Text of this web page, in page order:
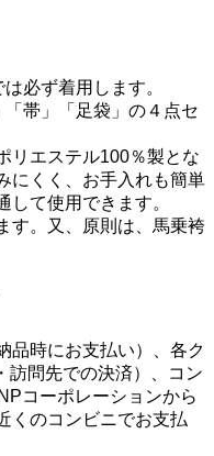
必ず着用します。
帯」「足袋」の４点セ
リエステル100％製とな
にくく、お手入れも簡単
して使用できます。
す。又、原則は、馬乗袴
品時にお支払い）、各ク
訪問先での決済）、コン
コーポレーションから
くのコンビニでお支払